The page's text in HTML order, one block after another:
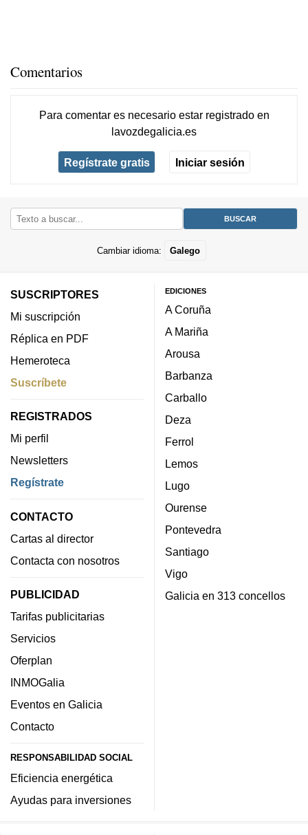
Comentarios
Para comentar es necesario estar registradoen
lavozdegalicia.es
Regístrate gratis Iniciar sesión
Cambiar idioma: Galego
SUSCRIPTORES
Mi suscripción
Réplica en PDF
Hemeroteca
Suscríbete
REGISTRADOS
Mi perfil
Newsletters
Regístrate
CONTACTO
Cartas al director
Contacta con nosotros
PUBLICIDAD
Tarifas publicitarias
Servicios
Oferplan
INMOGalia
Eventos en Galicia
Contacto
RESPONSABILIDAD SOCIAL
Eficiencia energética
Ayudas para inversiones
EDICIONES
A Coruña
A Mariña
Arousa
Barbanza
Carballo
Deza
Ferrol
Lemos
Lugo
Ourense
Pontevedra
Santiago
Vigo
Galicia en 313 concellos